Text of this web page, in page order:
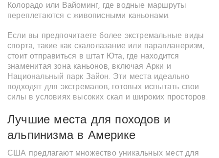
Колорадо или Вайоминг, где водные маршруты
переплетаются с живописными каньонами.
Если вы предпочитаете более экстремальные виды
спорта, такие как скалолазание или парапланеризм,
стоит отправиться в штат Юта, где находится
знаменитая зона каньонов, включая Арки и
Национальный парк Зайон. Эти места идеально
подходят для экстремалов, готовых испытать свои
силы в условиях высоких скал и широких просторов.
Лучшие места для походов и
альпинизма в Америке
США предлагают множество уникальных мест для